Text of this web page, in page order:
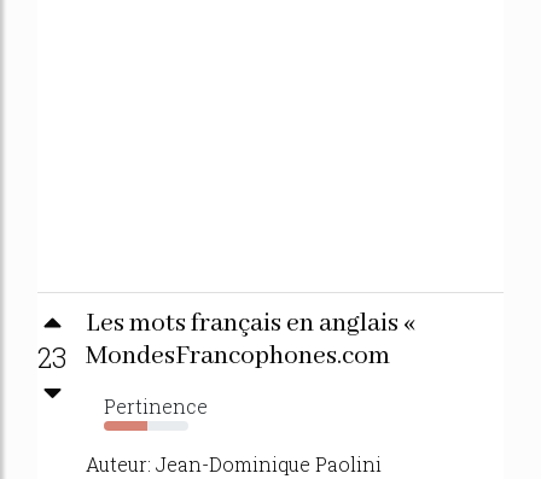
23
Les mots français en anglais «
MondesFrancophones.com
Pertinence
51%
Auteur: Jean-Dominique Paolini